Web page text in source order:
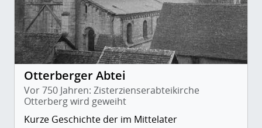
Otterberger Abtei
Vor 750 Jahren: Zisterzienserabteikirche
Otterberg wird geweiht
Kurze Geschichte der im Mittelater